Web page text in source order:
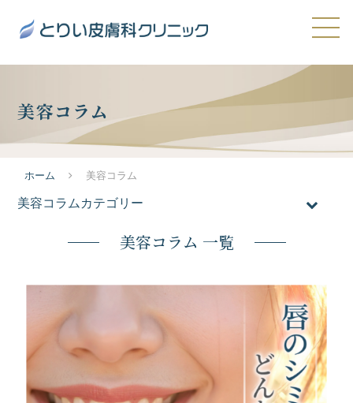
美容コラム
ホーム 美容コラム
美容コラムカテゴリー
おすすめ施術
メンズ脱毛
たるみ・シワ
シミ・肝斑・そばかす
メディカルサプリメント
メディカルコスメ
美容コラム 一覧